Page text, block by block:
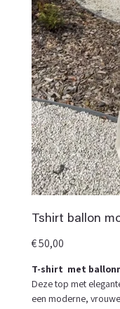
Tshirt ballon
Prijs
€ 50,00
T-shirt met
Deze top met
een moderne,